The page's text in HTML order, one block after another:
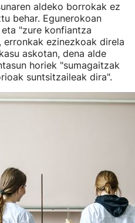
aldeko borrokak ez
behar. Egunerokoan
"zure konfiantza
ezinezkoak direla
askotan, dena alde
horiek "sumagaitzak
suntsitzaileak dira".